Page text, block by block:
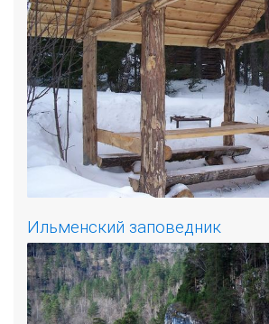
Ильменский заповедник